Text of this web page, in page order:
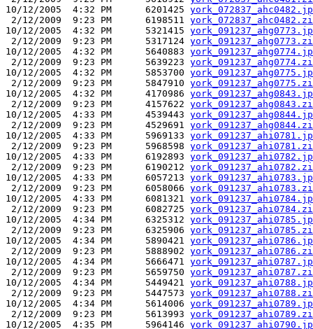
10/12/2005  4:32 PM      6201425
2/12/2009  9:23 PM      6198511
10/12/2005  4:32 PM      5321415
2/12/2009  9:23 PM      5317124
10/12/2005  4:32 PM      5640883
2/12/2009  9:23 PM      5639223
10/12/2005  4:32 PM      5853700
2/12/2009  9:23 PM      5847910
10/12/2005  4:32 PM      4170986
2/12/2009  9:23 PM      4157622
10/12/2005  4:33 PM      4539443
2/12/2009  9:23 PM      4529691
10/12/2005  4:33 PM      5969133
2/12/2009  9:23 PM      5968598
10/12/2005  4:33 PM      6192893
2/12/2009  9:23 PM      6190212
10/12/2005  4:33 PM      6057213
2/12/2009  9:23 PM      6058066
10/12/2005  4:33 PM      6081321
2/12/2009  9:23 PM      6082725
10/12/2005  4:34 PM      6325312
2/12/2009  9:23 PM      6325906
10/12/2005  4:34 PM      5890421
2/12/2009  9:23 PM      5888902
10/12/2005  4:34 PM      5666471
2/12/2009  9:23 PM      5659750
10/12/2005  4:34 PM      5449421
2/12/2009  9:23 PM      5447573
10/12/2005  4:34 PM      5614006
2/12/2009  9:23 PM      5613993
10/12/2005  4:35 PM      5964146